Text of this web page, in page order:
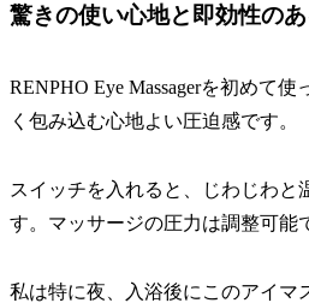
驚きの使い心地と即効性の
RENPHO Eye Massagerを初めて
く包み込む心地よい圧迫感です。
スイッチを入れると、じわじわと
す。マッサージの圧力は調整可能
私は特に夜、入浴後にこのアイマ